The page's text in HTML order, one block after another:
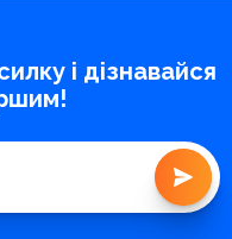
і дізнавайся